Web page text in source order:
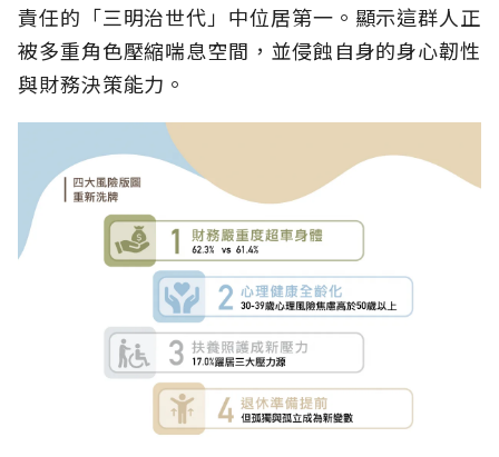
責任的「三明治世代」中位居第一。顯示這群人正
被多重角色壓縮喘息空間，並侵蝕自身的身心韌性
與財務決策能力。